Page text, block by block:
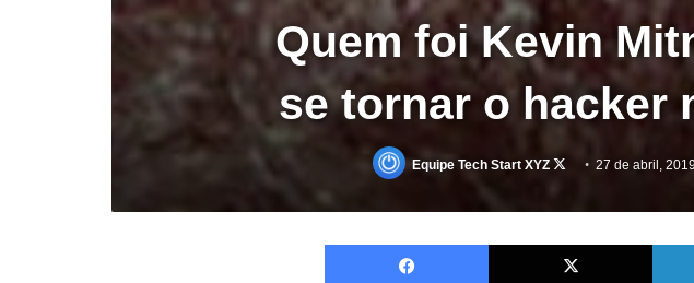
Quem foi Kevin
se tornar o hacker
Equipe Tech Start XYZ
Follow
X
27 de abril,
Facebook X